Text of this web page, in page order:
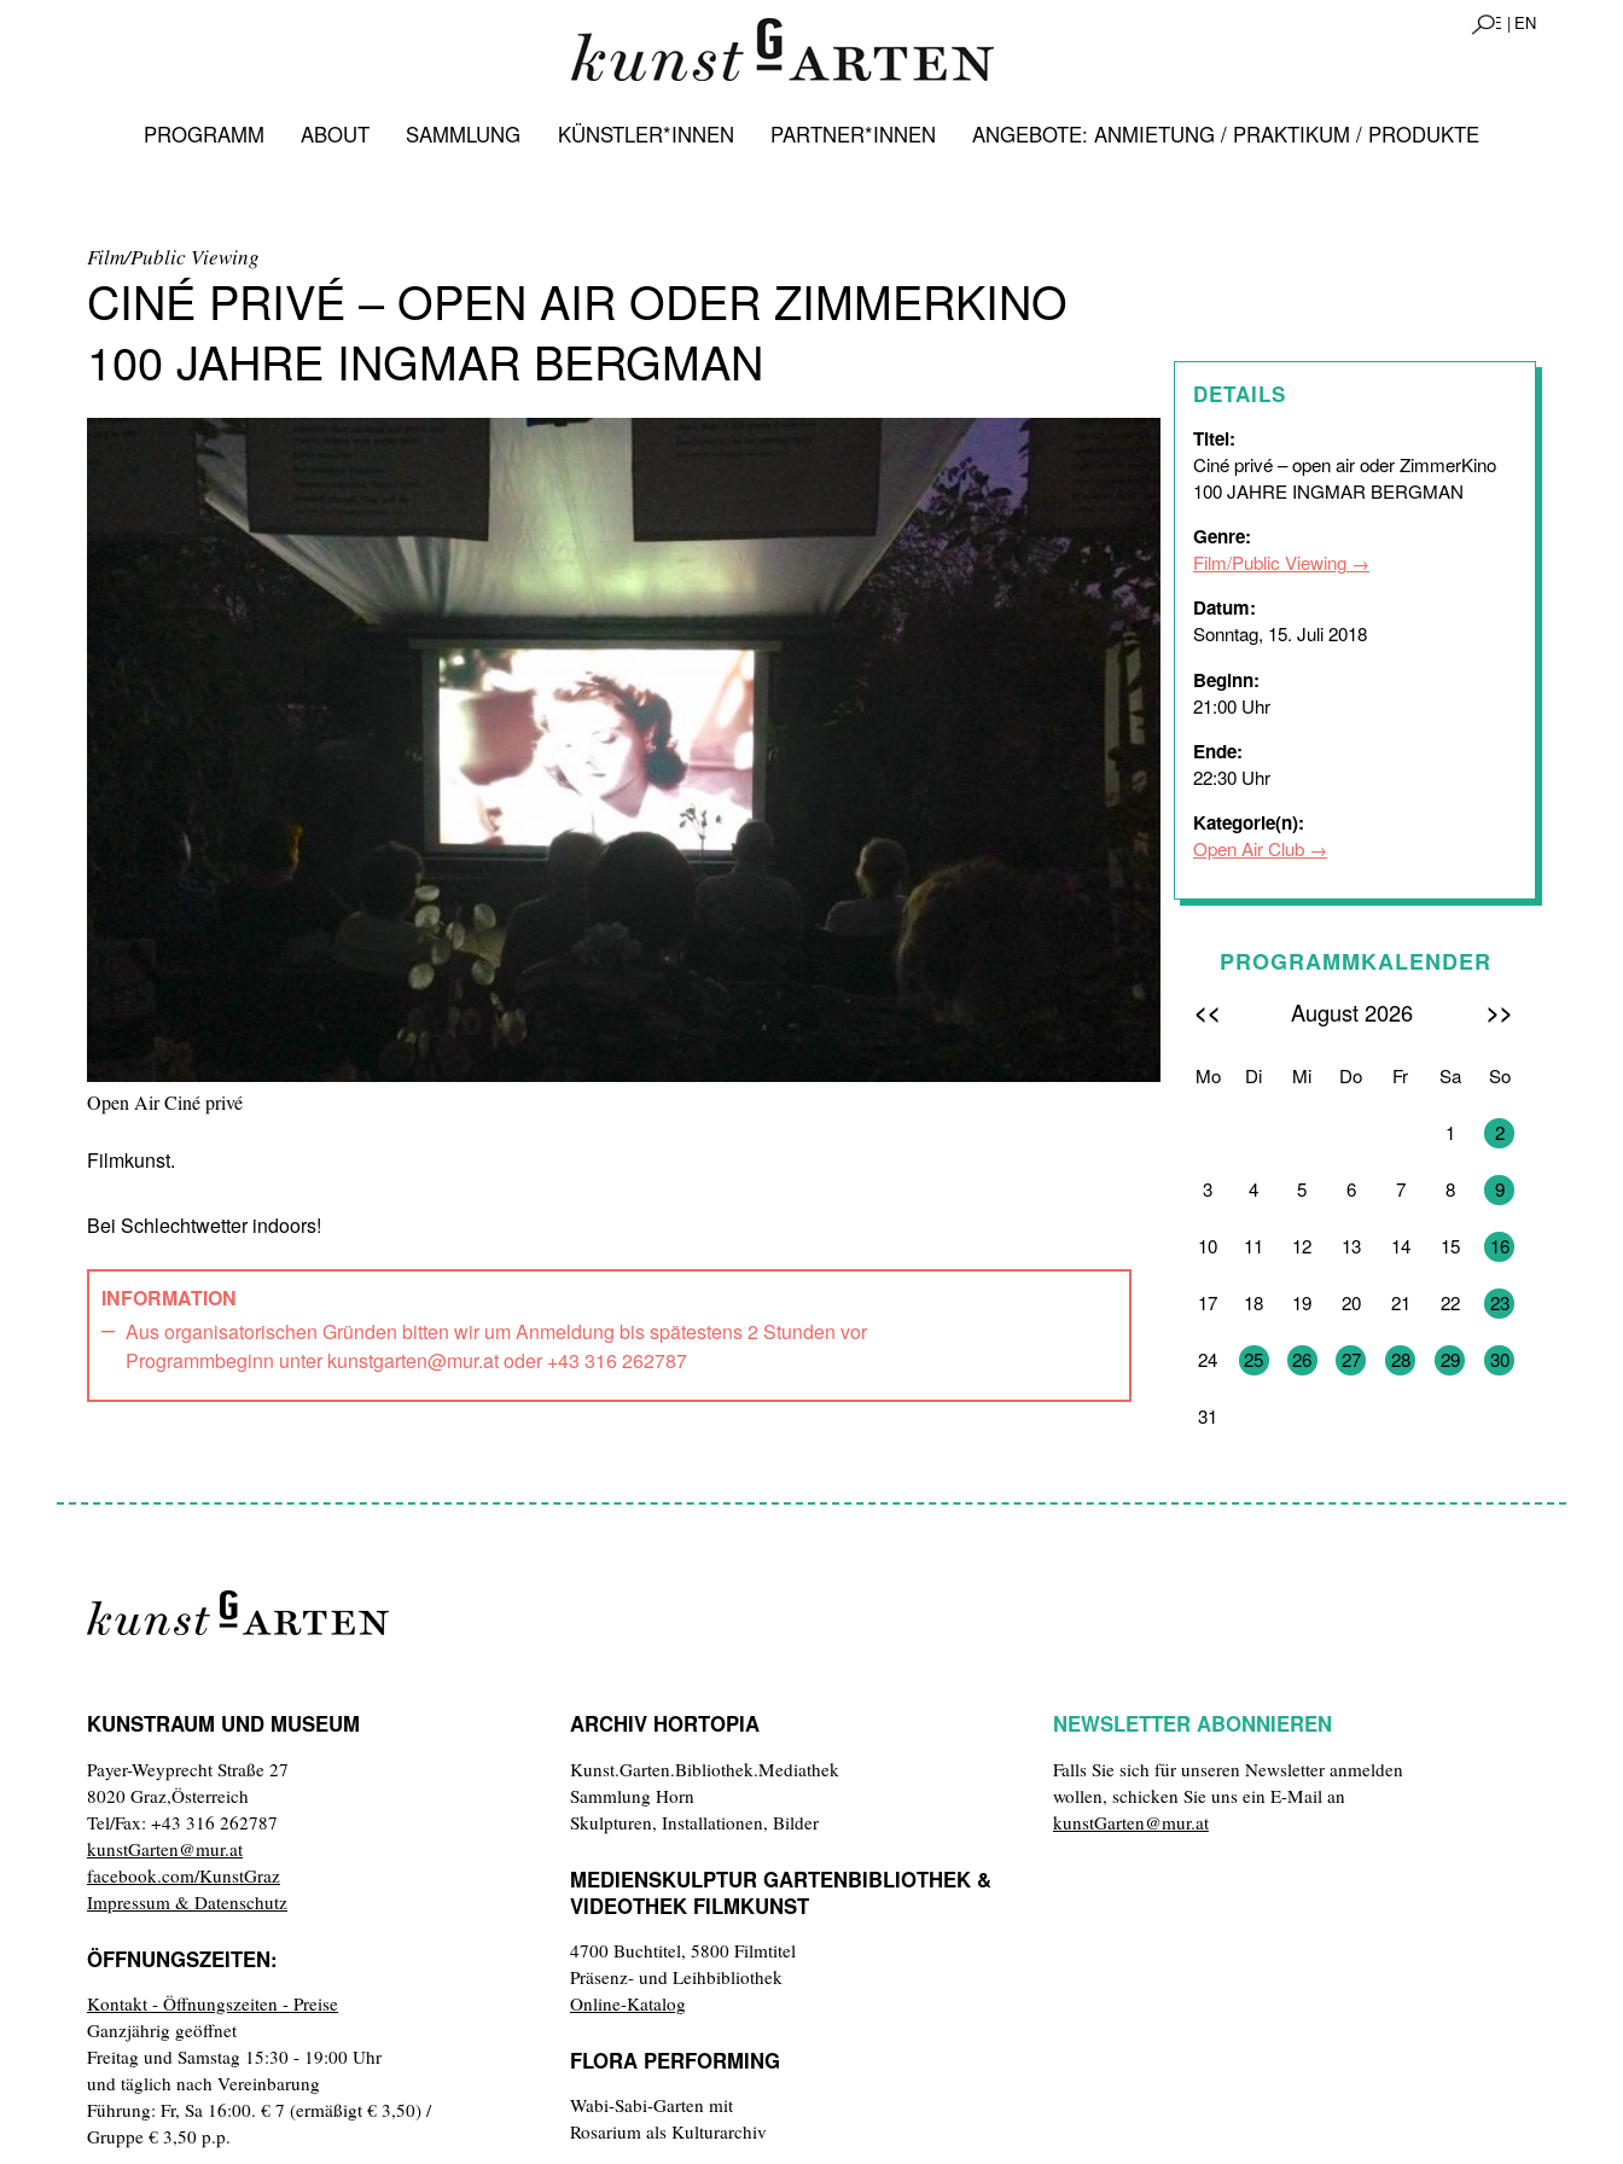
DE | EN
PROGRAMM ABOUT SAMMLUNG KÜNSTLER*INNEN PARTNER*INNEN ANGEBOTE: ANMIETUNG / PRAKTIKUM / PRODUKTE
Film/Public Viewing
CINÉ PRIVÉ – OPEN AIR ODER ZIMMERKINO
100 JAHRE INGMAR BERGMAN
Open Air Ciné privé
Filmkunst.
Bei Schlechtwetter indoors!
INFORMATION
Aus organisatorischen Gründen bitten wir um Anmeldung bis spätestens 2 Stunden vor
Programmbeginn unter kunstgarten@mur.at oder +43 316 262787
DETAILS
Titel:
Ciné privé – open air oder ZimmerKino
100 JAHRE INGMAR BERGMAN
Genre:
Film/Public Viewing
Datum:
Sonntag, 15. Juli 2018
Beginn:
21:00 Uhr
Ende:
22:30 Uhr
Kategorie(n):
Open Air Club
PROGRAMMKALENDER
<< August 2026 >>
Mo Di Mi Do Fr Sa So
1 2
3 4 5 6 7 8 9
10 11 12 13 14 15 16
17 18 19 20 21 22 23
24 25 26 27 28 29 30
31
KUNSTRAUM UND MUSEUM
Payer-Weyprecht Straße 27
8020 Graz,Österreich
Tel/Fax: +43 316 262787
kunstGarten@mur.at
facebook.com/KunstGraz
Impressum & Datenschutz
ÖFFNUNGSZEITEN:
Kontakt - Öffnungszeiten - Preise
Ganzjährig geöffnet
Freitag und Samstag 15:30 - 19:00 Uhr
und täglich nach Vereinbarung
Führung: Fr, Sa 16:00. € 7 (ermäßigt € 3,50) /
Gruppe € 3,50 p.p.
ARCHIV HORTOPIA
Kunst.Garten.Bibliothek.Mediathek
Sammlung Horn
Skulpturen, Installationen, Bilder
MEDIENSKULPTUR GARTENBIBLIOTHEK &
VIDEOTHEK FILMKUNST
4700 Buchtitel, 5800 Filmtitel
Präsenz- und Leihbibliothek
Online-Katalog
FLORA PERFORMING
Wabi-Sabi-Garten mit
Rosarium als Kulturarchiv
NEWSLETTER ABONNIEREN
Falls Sie sich für unseren Newsletter anmelden
wollen, schicken Sie uns ein E-Mail an
kunstGarten@mur.at